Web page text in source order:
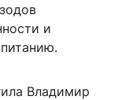
и
Владимир